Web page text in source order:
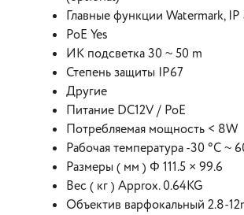
Главные функции Watermark,
PoE Yes
ИК подсветка 30 ~ 50 m
Степень защиты IP67
Другие
Питание DC12V / PoE
Потребляемая мощность < 8W
Рабочая температура -30 °C
Размеры ( мм ) Φ 111.5 × 99.6
Вес ( кг ) Approx. 0.64KG
Объектив варфокальный 2.8-